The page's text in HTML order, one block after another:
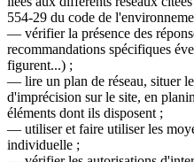
554-29 du code de
― vérifier la présence des
recommandations spécifiques
figurent...) ;
― lire un plan de réseau, situer
d'imprécision sur le site, en
éléments dont ils disposent ;
― utiliser et faire utiliser les
individuelle ;